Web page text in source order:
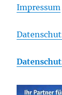
Impressum